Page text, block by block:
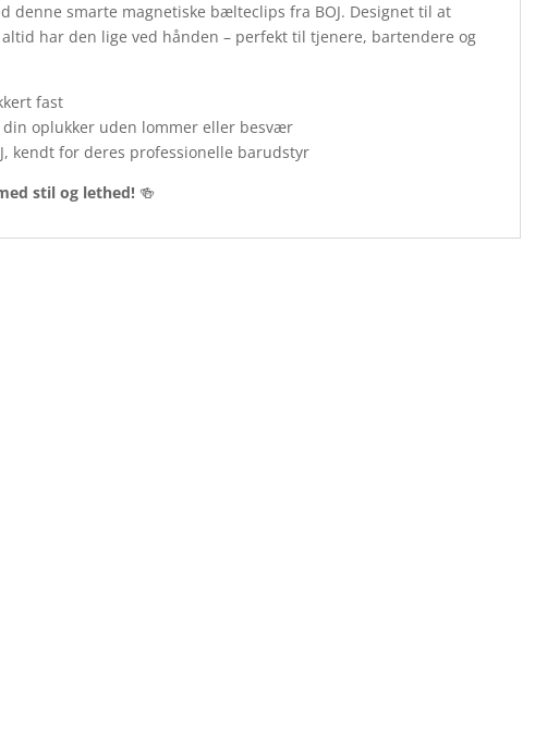
denne smarte magnetiske bælteclips fra BOJ. Designet til at
har den lige ved hånden – perfekt til tjenere, bartendere og
fast
oplukker uden lommer eller besvær
kendt for deres professionelle barudstyr
stil og lethed! 🍻